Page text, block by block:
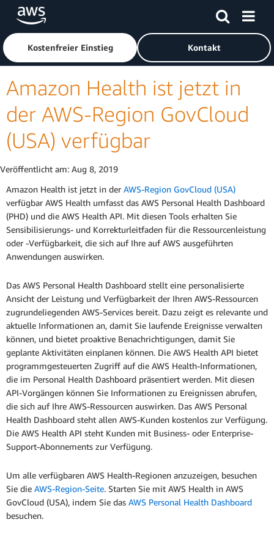
Überspringen zum Hauptinhalt
Klicken Sie hier, um zur Amazon Web Services-Startseite
Kostenfreier Einstieg Kontakt
Amazon Health ist jetzt in
der AWS-Region GovCloud
(USA) verfügbar
Veröffentlicht am: Aug 8, 2019
Amazon Health ist jetzt in der AWS-Region GovCloud (USA)
verfügbar AWS Health umfasst das AWS Personal Health Dashboard
(PHD) und die AWS Health API. Mit diesen Tools erhalten Sie
Sensibilisierungs- und Korrekturleitfaden für die Ressourcenleistung
oder -Verfügbarkeit, die sich auf Ihre auf AWS ausgeführten
Anwendungen auswirken.
Das AWS Personal Health Dashboard stellt eine personalisierte
Ansicht der Leistung und Verfügbarkeit der Ihren AWS-Ressourcen
zugrundeliegenden AWS-Services bereit. Dazu zeigt es relevante und
aktuelle Informationen an, damit Sie laufende Ereignisse verwalten
können, und bietet proaktive Benachrichtigungen, damit Sie
geplante Aktivitäten einplanen können. Die AWS Health API bietet
programmgesteuerten Zugriff auf die AWS Health-Informationen,
die im Personal Health Dashboard präsentiert werden. Mit diesen
API-Vorgängen können Sie Informationen zu Ereignissen abrufen,
die sich auf Ihre AWS-Ressourcen auswirken. Das AWS Personal
Health Dashboard steht allen AWS-Kunden kostenlos zur Verfügung.
Die AWS Health API steht Kunden mit Business- oder Enterprise-
Support-Abonnements zur Verfügung.
Um alle verfügbaren AWS Health-Regionen anzuzeigen, besuchen
Sie die AWS-Region-Seite. Starten Sie mit AWS Health in AWS
GovCloud (USA), indem Sie das AWS Personal Health Dashboard
besuchen.